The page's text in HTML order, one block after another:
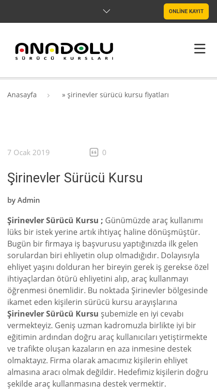
ONLİNE KAYIT
SRC & PSIKOTEKNIK
BLOG
İLETIŞIM
Anasayfa » şirinevler sürücü kursu fiyatları
7 Ocak 2019 0
Şirinevler Sürücü Kursu
by Admin
Şirinevler Sürücü Kursu ; Günümüzde araç kullanımı
lüks bir istek yerine artık ihtiyaç haline dönüşmüştür.
Bugün bir firmaya iş başvurusu yaptığınızda ilk gelen
sorulardan biri ehliyetin olup olmadığıdır. Dolayısıyla
ehliyet yaşını dolduran her bireyin gerek iş gerekse özel
ihtiyaçlardan ötürü ehliyetini alıp, araç kullanmayı
öğrenmesi önemlidir. Bu noktada Şirinevler bölgesinde
ikamet eden kişilerin sürücü kursu arayışlarına
Şirinevler Sürücü Kursu şubemizle en iyi cevabı
vermekteyiz. Geniş uzman kadromuzla birlikte iyi bir
eğitimin ardından doğru araç kullanıcıları yetiştirmekte
ve trafikte oluşan kazaların en aza inmesine destek
olmaktayız. Firma olarak amacımız kişilerin ehliyet
almasına aracı olmak değildir. Hedefimiz kişilerin doğru
şekilde araç kullanmasına destek vermektir.